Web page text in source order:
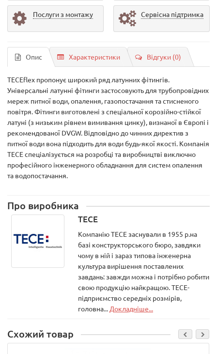
Послуги з монтажу Сервісна підтримка
Опис Характеристики Відгуки (0)
TECEflex пропонує широкий ряд латунних фітингів.
Універсальні латунні фітинги застосовують для трубопровідних
мереж питної води, опалення, газопостачання та стисненого
повітря. Фітинги виготовлені з спеціальної корозійно-стійкої
латуні (з низьким рівнем вимивання цинку), визнаної в Європі і
рекомендованої DVGW. Відповідно до чинних директив з
питної води вона підходить для води будь-якої якості. Компанія
TECE спеціалізується на розробці та виробництві виключно
професійного інженерного обладнання для систем опалення
та водопостачання.
Про виробника
TECE
Компанію ТЕСЕ заснували в 1955 р.на
базі конструкторського бюро, завдяки
чому в ній і зараз типова інженерна
культура вирішення поставлених
завдань: завжди можна і потрібно робити
свою продукцію найкращою. ТЕСЕ-
підприємство середніх розмірів,
головна... Докладніше...
Схожий товар